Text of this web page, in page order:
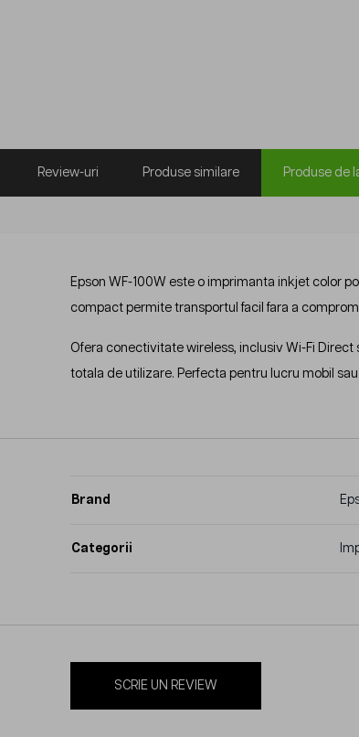
Review-uri Produse similare Produse de
Epson WF-100W este o imprimanta inkjet color
compact permite transportul facil fara a
Ofera conectivitate wireless, inclusiv Wi-Fi
totala de utilizare. Perfecta pentru lucru mobil
Brand
Categorii
SCRIE UN REVIEW